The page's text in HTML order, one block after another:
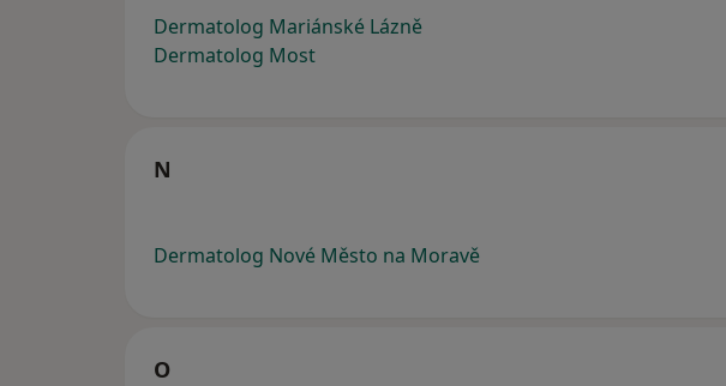
Dermatolog Mariánské Lázně
Dermatolog Most
N
Dermatolog Nové Město na Moravě
O